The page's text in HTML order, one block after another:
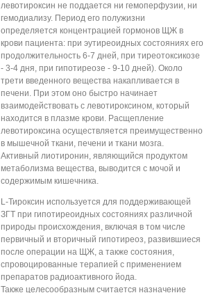
левотироксин не поддается ни гемоперфузии, ни
гемодиализу. Период его полужизни
определяется концентрацией гормонов ЩЖ в
крови пациента: при эутиреоидных состояниях его
продолжительность 6-7 дней, при тиреотоксикозе
- 3-4 дня, при гипотиреозе - 9-10 дней). Около
трети введенного вещества накапливается в
печени. При этом оно быстро начинает
взаимодействовать с левотироксином, который
находится в плазме крови. Расщепление
левотироксина осуществляется преимущественно
в мышечной ткани, печени и ткани мозга.
Активный лиотиронин, являющийся продуктом
метаболизма вещества, выводится с мочой и
содержимым кишечника.
L-Тироксин используется для поддерживающей
ЗГТ при гипотиреоидных состояниях различной
природы происхождения, включая в том числе
первичный и вторичный гипотиреоз, развившиеся
после операции на ЩЖ, а также состояния,
спровоцированные терапией с применением
препаратов радиоактивного йода.
Также целесообразным считается назначение